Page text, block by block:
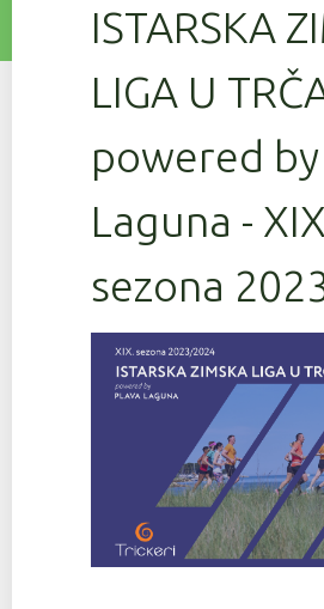
ISTARSKA
LIGA U
powered by
Laguna -
sezona